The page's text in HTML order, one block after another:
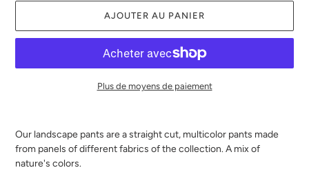
AJOUTER AU PANIER
Plus de moyens de paiement
produit
votre
Our landscape pants are a straight cut, multicolor pants made
from panels of different fabrics of the collection. A mix of
nature's colors.